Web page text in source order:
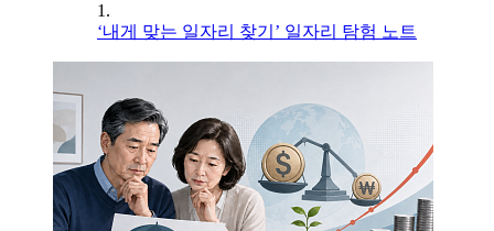
1.
‘내게 맞는 일자리 찾기’ 일자리 탐험 노트